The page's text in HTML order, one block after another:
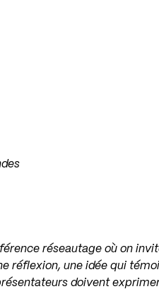
réseautage où on
réflexion, une idée qui
doivent